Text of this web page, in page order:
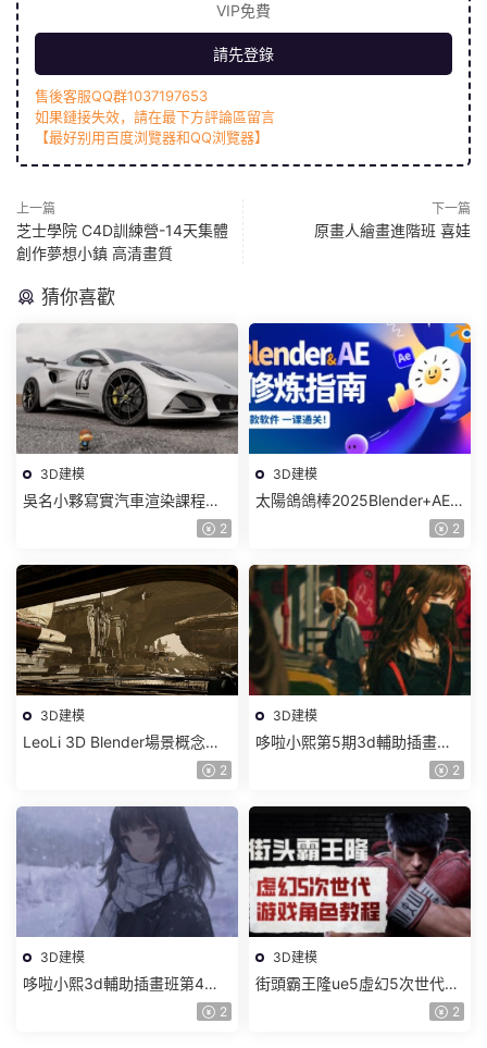
VIP免費
請先登錄
售後客服QQ群1037197653
如果鏈接失效，請在最下方評論區留言
【最好别用百度浏覽器和QQ浏覽器】
上一篇
芝士學院 C4D訓練營-14天集體
創作夢想小鎮 高清畫質
下一篇
原畫人繪畫進階班 喜娃
猜你喜歡
3D建模
吳名小夥寫實汽車渲染課程
2025年結課C4D+OC【畫質高
2
3D建模
太陽鴿鴿棒2025Blender+AE
超級修煉指南【畫質高清有部2
3D建模
LeoLi 3D Blender場景概念設
計班第6期2023年【畫質高清2
3D建模
哆啦小熙第5期3d輔助插畫班
2023年【畫質不錯有大部分素
2
3D建模
哆啦小熙3d輔助插畫班第4期
【畫質一般有大部分素材】
2
3D建模
街頭霸王隆ue5虛幻5次世代遊
戲角色制作全流程2024【畫質
2